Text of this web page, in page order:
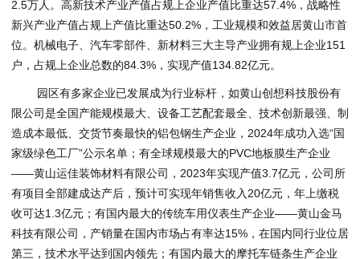
2.5万人。高新技术产业产值占规上企业产值比重达57.4%，战略性
新兴产业产值占规上产值比重达50.2%，工业规模和效益居黄山市首
位。机械电子、汽车零部件、新材料三大主导产业拥有规上企业151
户，占规上企业总数的84.3%，实现产值134.82亿元。
园区有多家企业已发展成为行业标杆，如黄山创想科技股份有
限公司是全国产能规模最大、设备工艺配套最全、技术创新最强、制
造成本最低、交货节奏最快的铝包钢生产企业，2024年成功入选“国
家级绿色工厂”公示名单；有全球规模最大的PVC地板膜生产企业
——黄山运佳装饰材料有限公司，2023年实现产值3.7亿元，公司所
有项目全部建成达产后，预计可实现年销售收入20亿元，年上缴税
收可达1.3亿元；有国内最大的传统车用仪表生产企业——黄山金马
科技有限公司，产销量在国内市场占有率达15%，在国内同行业位居
第三，技术水平达到国内领先；有国内最大的摩托车链条生产企业